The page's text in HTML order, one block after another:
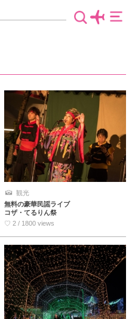
ハーリーでの熱戦、グルメ好きには沖
す。沖縄を身近に感じられるイベント
観光
無料の豪華民謡ライブ
コザ・てるりん祭
♡ 2 / 1800 views